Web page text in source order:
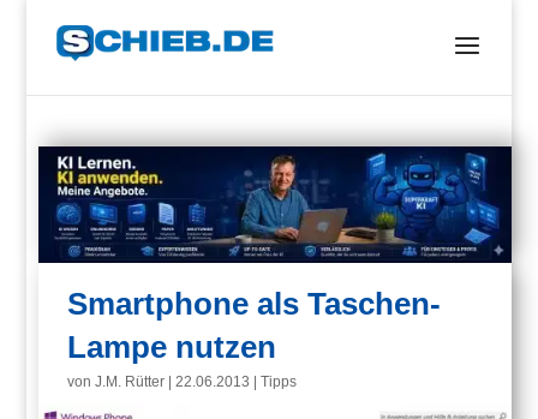
Smartphone als Taschen-
Lampe nutzen
vonJ.M. Rütter |22.06.2013 |Tipps